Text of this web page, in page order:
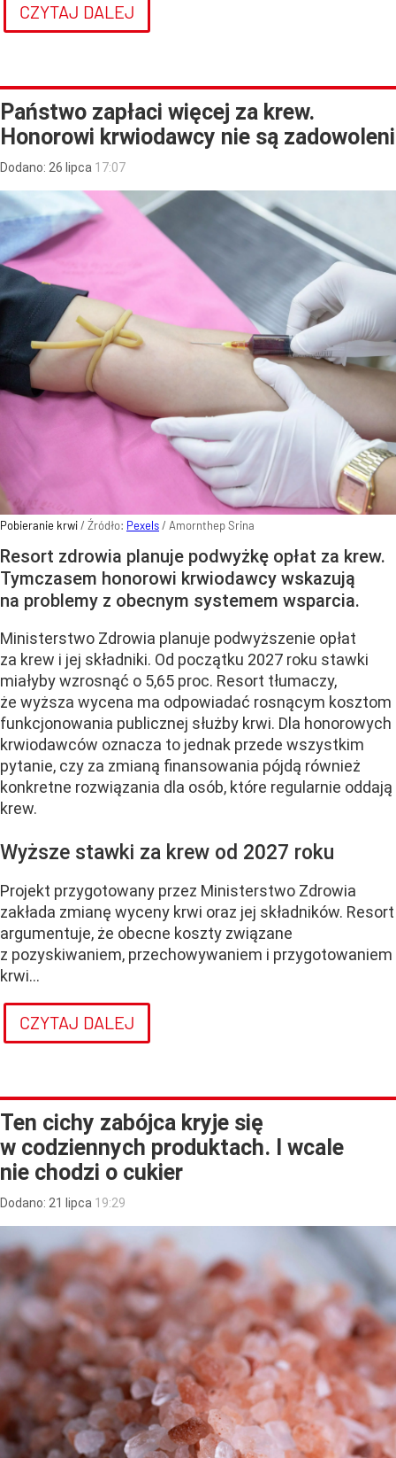
CZYTAJ DALEJ
Państwo zapłaci więcej za krew.
Honorowi krwiodawcy nie są zadowoleni
Dodano: 26 lipca 17:07
Pobieranie krwi/ Źródło: Pexels/ Amornthep Srina
Resort zdrowia planuje podwyżkę opłat za krew.
Tymczasem honorowi krwiodawcy wskazują
na problemy z obecnym systemem wsparcia.
Ministerstwo Zdrowia planuje podwyższenie opłat
za krew i jej składniki. Od początku 2027 roku stawki
miałyby wzrosnąć o 5,65 proc. Resort tłumaczy,
że wyższa wycena ma odpowiadać rosnącym kosztom
funkcjonowania publicznej służby krwi. Dla honorowych
krwiodawców oznacza to jednak przede wszystkim
pytanie, czy za zmianą finansowania pójdą również
konkretne rozwiązania dla osób, które regularnie oddają
krew.
Wyższe stawki za krew od 2027 roku
Projekt przygotowany przez Ministerstwo Zdrowia
zakłada zmianę wyceny krwi oraz jej składników. Resort
argumentuje, że obecne koszty związane
z pozyskiwaniem, przechowywaniem i przygotowaniem
krwi...
CZYTAJ DALEJ
Ten cichy zabójca kryje się
w codziennych produktach. I wcale
nie chodzi o cukier
Dodano: 21 lipca 19:29